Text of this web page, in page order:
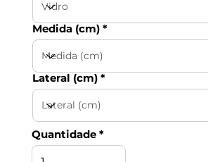
Medida (cm)
Lateral (cm)
Quantidade